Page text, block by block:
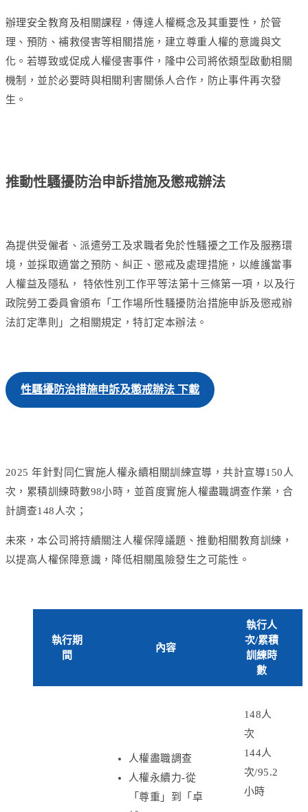
辦理安全教育及相關課程，傳達人權概念及其重要性，於管
理、預防、補救侵害等相關措施，建立尊重人權的意識與文
化。若導致或促成人權侵害事件，隆中公司將依類型啟動相關
機制，並於必要時與相關利害關係人合作，防止事件再次發
生。
推動性騷擾防治申訴措施及懲戒辦法
為提供受僱者、派遣勞工及求職者免於性騷擾之工作及服務環
境，並採取適當之預防、糾正、懲戒及處理措施，以維護當事
人權益及隱私， 特依性別工作平等法第十三條第一項，以及行
政院勞工委員會頒布「工作場所性騷擾防治措施申訴及懲戒辦
法訂定準則」之相關規定，特訂定本辦法。
性騷擾防治措施申訴及懲戒辦法 下載
2025 年針對同仁實施人權永續相關訓練宣導，共計宣導150人
次，累積訓練時數98小時，並首度實施人權盡職調查作業，合
計調查148人次；
未來，本公司將持續關注人權保障議題、推動相關教育訓練，
以提高人權保障意識，降低相關風險發生之可能性。
執行期
間
內容
執行人
次/累積
訓練時
數
人權盡職調查
人權永續力-從
「尊重」到「卓
148人
次
144人
次/95.2
小時